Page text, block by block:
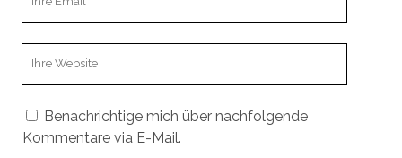
Benachrichtige mich über nachfolgende
Kommentare via E-Mail.